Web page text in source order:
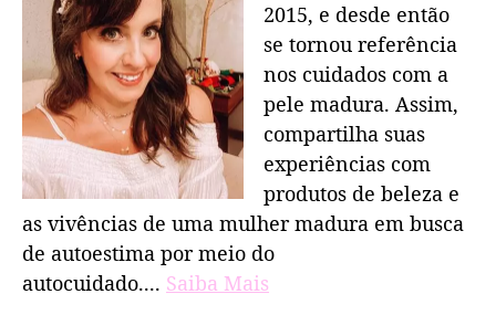
2015, e desde então
se tornou referência
nos cuidados com a
pele madura. Assim,
compartilha suas
experiências com
produtos de beleza e
as vivências de uma mulher madura em busca
de autoestima por meio do
autocuidado.... Saiba Mais